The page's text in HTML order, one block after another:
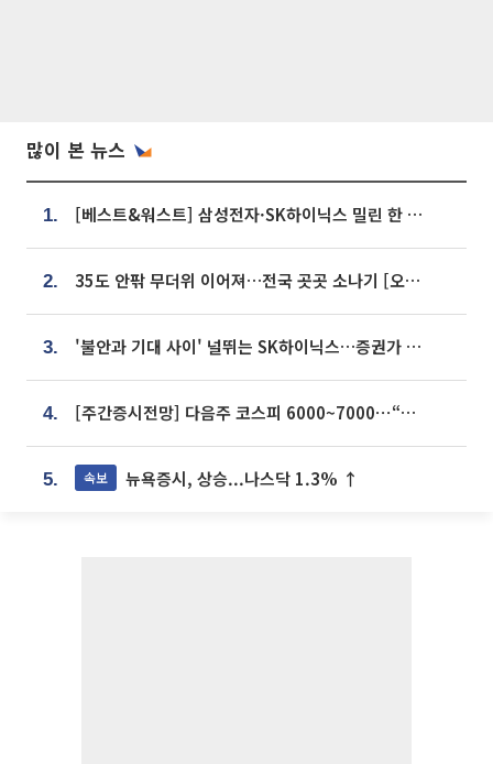
많이 본 뉴스
1. [베스트&워스트] 삼성전자·SK하이닉스 밀린 한 주…상상인증권은 85% 급등
2. 35도 안팎 무더위 이어져…전국 곳곳 소나기 [오늘 날씨]
3. '불안과 기대 사이' 널뛰는 SK하이닉스…증권가 "HBM4·LTA 기반 펀터멘털 견고"
4. [주간증시전망] 다음주 코스피 6000~7000⋯“外人 수급은 정책이 변수”
5. 속보 뉴욕증시, 상승...나스닥 1.3% ↑